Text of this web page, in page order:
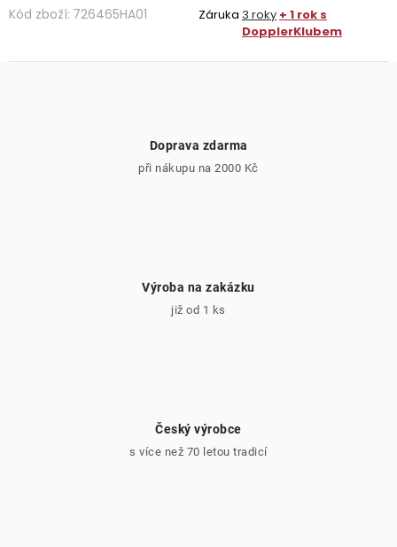
Kód zboží: 726465HA01 Záruka 3 roky + 1 rok s
DopplerKlubem
Doprava zdarma
při nákupu na 2000 Kč
Výroba na zakázku
již od 1 ks
Český výrobce
s více než 70 letou tradicí